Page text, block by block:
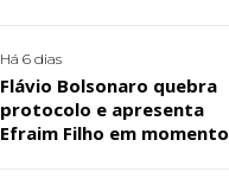
Santos, em Patos
Há 6 dias
Flávio Bolsonaro quebra
protocolo e apresenta
Efraim Filho em momento